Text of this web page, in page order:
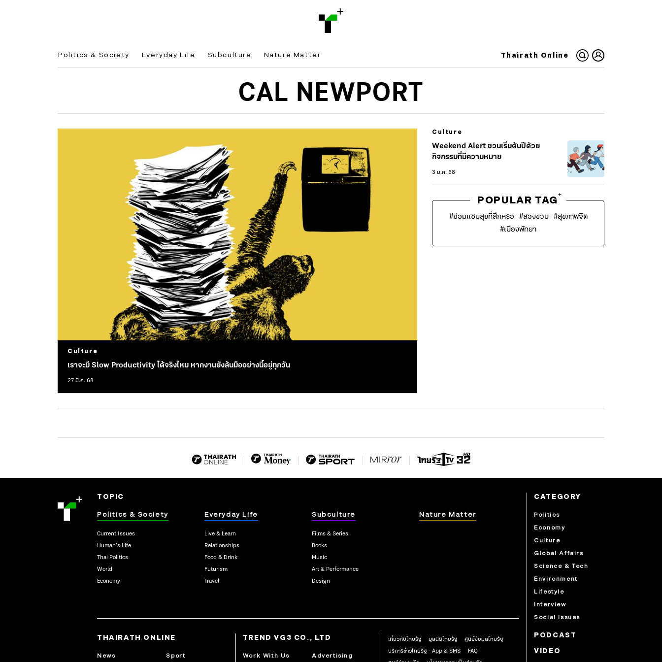
Politics & Society Everyday Life Subculture Nature Matter Thairath Online
CAL NEWPORT
Culture
เราจะมี Slow Productivity ได้จริงไหม หากงานยังล้นมืออย่างนี้อยู่ทุกวัน
27 มี.ค. 68
Culture
Weekend Alert ชวนเริ่มต้นปีด้วย
กิจกรรมที่มีความหมาย
3 ม.ค. 68
POPULAR TAG
+
#ซ่อมแซมสุขที่สึกหรอ #สองขวบ #สุขภาพจิต
#เมืองพัทยา
TOPIC
Politics & Society
Current Issues
Human’s Life
Thai Politics
World
Economy
Everyday Life
Live & Learn
Relationships
Food & Drink
Futurism
Travel
Subculture
Films & Series
Books
Music
Art & Performance
Design
Nature Matter
CATEGORY
Politics
Economy
Culture
Global Affairs
Science & Tech
Environment
Lifestyle
Interview
Social Issues
PODCAST
VIDEO
THAIRATH ONLINE
News Sport
TREND VG3 CO., LTD
Work With Us Advertising
เกี่ยวกับไทยรัฐ มูลนิธิไทยรัฐ
ศูนย์ข้อมูลไทยรัฐ
บริการข่าวไทยรัฐ - App & SMS
FAQ